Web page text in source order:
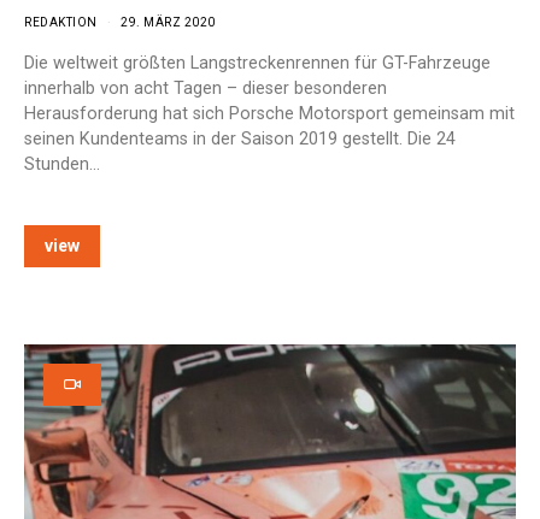
REDAKTION 29. MÄRZ 2020
Die weltweit größten Langstreckenrennen für GT-Fahrzeuge
innerhalb von acht Tagen – dieser besonderen
Herausforderung hat sich Porsche Motorsport gemeinsam mit
seinen Kundenteams in der Saison 2019 gestellt. Die 24
Stunden…
view